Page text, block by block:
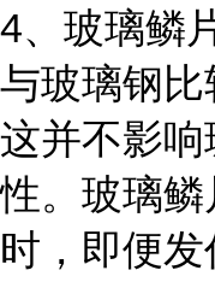
4、玻璃鳞
与玻璃钢
这并不影
性。玻璃
时，即便